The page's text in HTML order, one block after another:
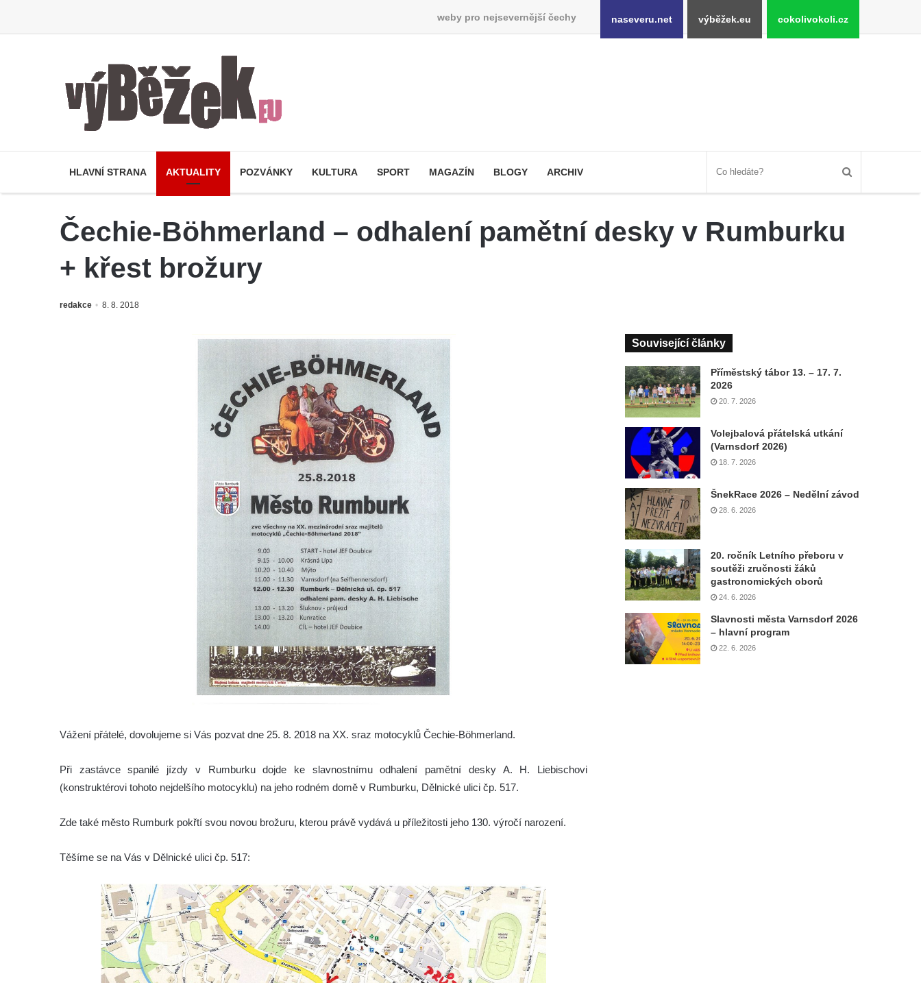
weby pro nejsevernější čechy naseveru.net výběžek.eu cokolivokoli.cz
HLAVNÍ STRANA AKTUALITY POZVÁNKY KULTURA SPORT MAGAZÍN BLOGY ARCHIV
Čechie-Böhmerland – odhalení pamětní desky v Rumburku
+ křest brožury
redakce 8. 8. 2018
Vážení přátelé, dovolujeme si Vás pozvat dne 25. 8. 2018 na XX. sraz motocyklů Čechie-Böhmerland.
Při zastávce spanilé jízdy v Rumburku dojde ke slavnostnímu odhalení pamětní desky A. H. Liebischovi
(konstruktérovi tohoto nejdelšího motocyklu) na jeho rodném domě v Rumburku, Dělnické ulici čp. 517.
Zde také město Rumburk pokřtí svou novou brožuru, kterou právě vydává u příležitosti jeho 130. výročí narození.
Těšíme se na Vás v Dělnické ulici čp. 517:
Související články
Příměstský tábor 13. – 17. 7.
2026
20. 7. 2026
Volejbalová přátelská utkání
(Varnsdorf 2026)
18. 7. 2026
ŠnekRace 2026 – Nedělní závod
28. 6. 2026
20. ročník Letního přeboru v
soutěži zručnosti žáků
gastronomických oborů
24. 6. 2026
Slavnosti města Varnsdorf 2026
– hlavní program
22. 6. 2026